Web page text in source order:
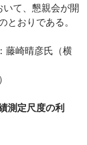
て、懇親会が開
とおりである。
崎晴彦氏（横
測定尺度の利